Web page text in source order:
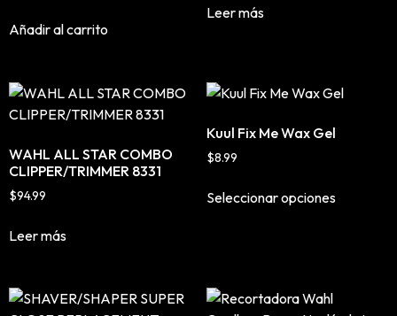
Fortalecimiento
Tintes
Blowers, Planchas y Tenazas
Extensión de Cabello
Tijeras y Portanavajas
Añadir al carrito
Leer más
WAHL ALL STAR COMBO
CLIPPER/TRIMMER 8331
$94.99
Leer más
Kuul Fix Me Wax Gel
$8.99
Seleccionar opciones